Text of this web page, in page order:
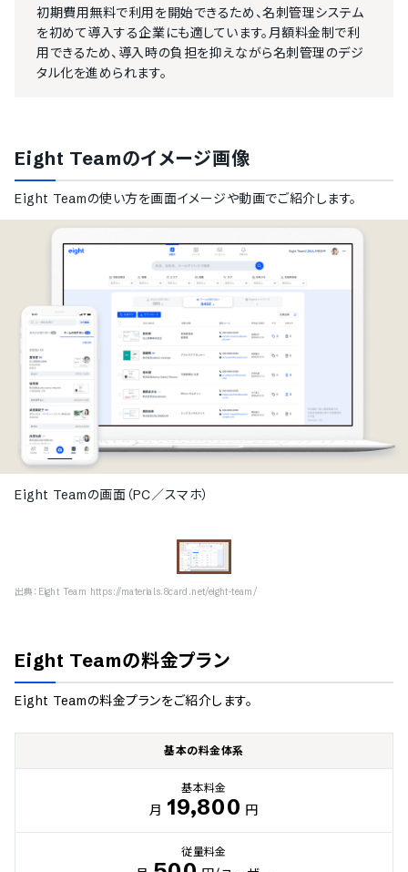
初期費用無料で利用を開始できるため、名刺管理システム
を初めて導入する企業にも適しています。月額料金制で利
用できるため、導入時の負担を抑えながら名刺管理のデジ
タル化を進められます。
Eight Teamのイメージ画像
Eight Teamの使い方を画面イメージや動画でご紹介します。
Eight Teamの画面（PC／スマホ）
出典： Eight Team https://materials.8card.net/eight-team/
Eight Teamの料金プラン
Eight Teamの料金プランをご紹介します。
基本の料金体系
基本料金
月 19,800 円
従量料金